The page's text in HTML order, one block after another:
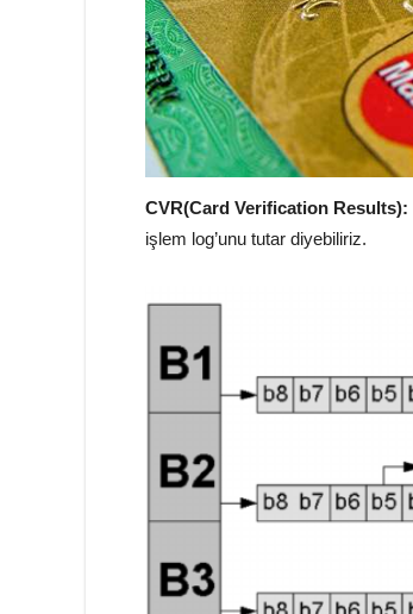
CVR(Card Verification Results):
işlem log’unu tutar diyebiliriz.